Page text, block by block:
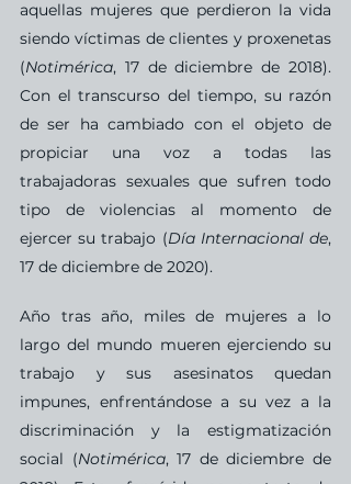
aquellas mujeres que perdieron la vida
siendo víctimas de clientes y proxenetas
(Notimérica, 17 de diciembre de 2018).
Con el transcurso del tiempo, su razón
de ser ha cambiado con el objeto de
propiciar una voz a todas las
trabajadoras sexuales que sufren todo
tipo de violencias al momento de
ejercer su trabajo (Día Internacional de,
17 de diciembre de 2020).
Año tras año, miles de mujeres a lo
largo del mundo mueren ejerciendo su
trabajo y sus asesinatos quedan
impunes, enfrentándose a su vez a la
discriminación y la estigmatización
social (Notimérica, 17 de diciembre de